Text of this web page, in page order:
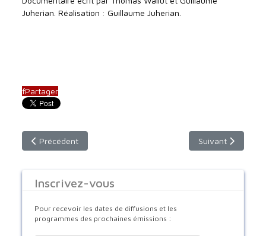
Juherian. Réalisation : Guillaume Juherian.
fPartager
Article précédent : Dimanche 27 octobre 2024 - 9h30 - F2
Précédent Article suivant :
Suivant
Inscrivez-vous
Pour recevoir les dates de diffusions et les
programmes des prochaines émissions :